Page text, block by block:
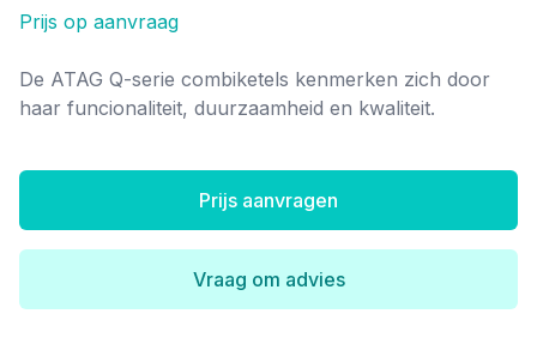
Prijs op aanvraag
De ATAG Q-serie combiketels kenmerken zich door
haar funcionaliteit, duurzaamheid en kwaliteit.
Prijs aanvragen
Vraag om advies